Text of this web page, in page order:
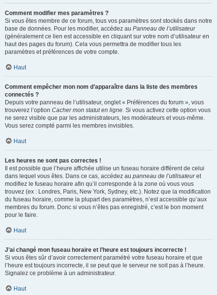
Comment modifier mes paramètres ?
Si vous êtes membre de ce forum, tous vos paramètres sont stockés dans notre
base de données. Pour les modifier, accédez au Panneau de l’utilisateur
(généralement ce lien est accessible en cliquant sur votre nom d’utilisateur en
haut des pages du forum). Cela vous permettra de modifier tous les
paramètres et préférences de votre compte.
Haut
Comment empêcher mon nom d’apparaître dans la liste des membres
connectés ?
Depuis votre panneau de l’utilisateur, onglet « Préférences du forum », vous
trouverez l’option Cacher mon statut en ligne. Si vous activez cette option vous
ne serez visible que par les administrateurs, les modérateurs et vous-même.
Vous serez compté parmi les membres invisibles.
Haut
Les heures ne sont pas correctes !
Il est possible que l’heure affichée utilise un fuseau horaire différent de celui
dans lequel vous êtes. Dans ce cas, accédez au panneau de l’utilisateuret
modifiez le fuseau horaire afin qu’il corresponde à la zone où vous vous
trouvez (ex : Londres, Paris, New York, Sydney, etc.). Notez que la modification
du fuseau horaire, comme la plupart des paramètres, n’est accessible qu’aux
membres du forum. Donc si vous n’êtes pas enregistré, c’est le bon moment
pour le faire.
Haut
J’ai changé mon fuseau horaire et l’heure est toujours incorrecte !
Si vous êtes sûr d’avoir correctement paramétré votre fuseau horaire et que
l’heure est toujours incorrecte, il se peut que le serveur ne soit pas à l’heure.
Signalez ce problème à un administrateur.
Haut